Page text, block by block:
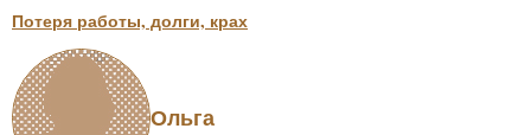
Потеря работы, долги, крах
Ольга